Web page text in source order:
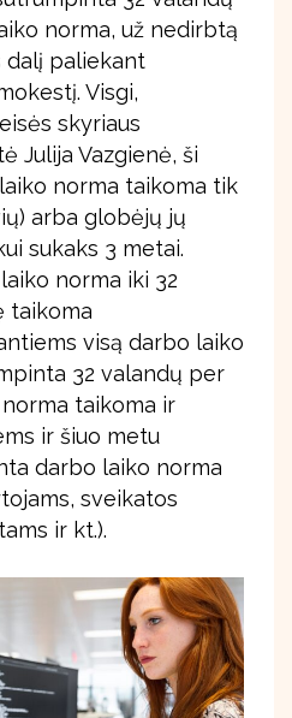
norma, už nedirbtą
dalį paliekant
Visgi,
skyriaus
Julija Vazgienė, ši
norma taikoma tik
arba globėjų jų
sukaks 3 metai.
norma iki 32
taikoma
visą darbo laiko
32 valandų per
taikoma ir
ir šiuo metu
darbo laiko norma
sveikatos
ir kt.).